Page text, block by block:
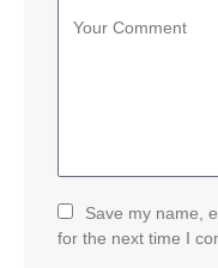
Save my name,
for the next time I